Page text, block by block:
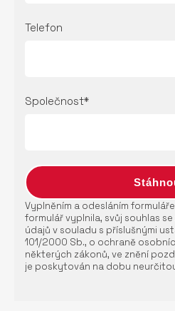
Telefon
Společnost*
Vyplněním a odesláním
formulář vyplnila, svůj souhlas
údajů v souladu s příslušnými
101/2000 Sb., o ochraně
některých zákonů, ve znění
je poskytován na dobu